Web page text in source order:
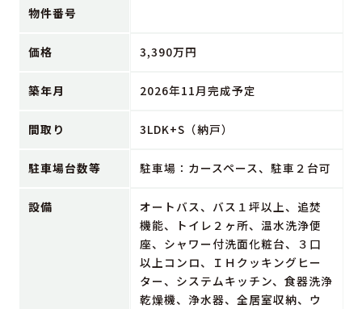
物件番号
価格 3,390万円
築年月 2026年11月完成予定
間取り 3LDK+S（納戸）
駐車場台数等 駐車場：カースペース、駐車２台可
設備
オートバス、バス１坪以上、追焚
機能、トイレ２ヶ所、温水洗浄便
座、シャワー付洗面化粧台、３口
以上コンロ、ＩＨクッキングヒー
ター、システムキッチン、食器洗浄
乾燥機、浄水器、全居室収納、ウ